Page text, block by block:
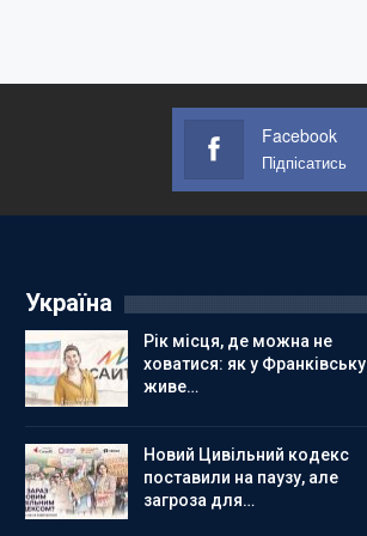
Facebook
Підпісатись
Україна
Рік місця, де можна не
ховатися: як у Франківську
живе…
Новий Цивільний кодекс
поставили на паузу, але
загроза для…